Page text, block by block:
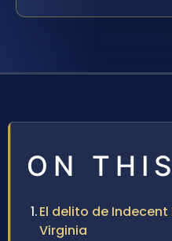
ON
El delito de Indecent
Virginia